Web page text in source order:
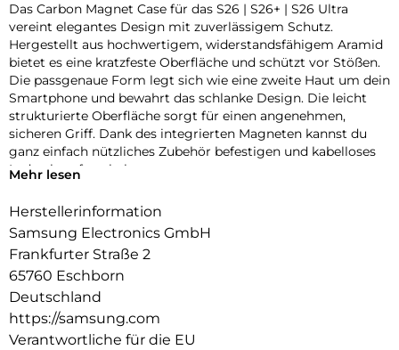
Das Carbon Magnet Case für das S26 | S26+ | S26 Ultra
vereint elegantes Design mit zuverlässigem Schutz.
Hergestellt aus hochwertigem, widerstandsfähigem Aramid
bietet es eine kratzfeste Oberfläche und schützt vor Stößen.
Die passgenaue Form legt sich wie eine zweite Haut um dein
Smartphone und bewahrt das schlanke Design. Die leicht
strukturierte Oberfläche sorgt für einen angenehmen,
sicheren Griff. Dank des integrierten Magneten kannst du
ganz einfach nützliches Zubehör befestigen und kabelloses
Laden komfortabel nutzen.
Mehr lesen
Herstellerinformation
Samsung Electronics GmbH
Frankfurter Straße 2
65760 Eschborn
Deutschland
https://samsung.com
Verantwortliche für die EU